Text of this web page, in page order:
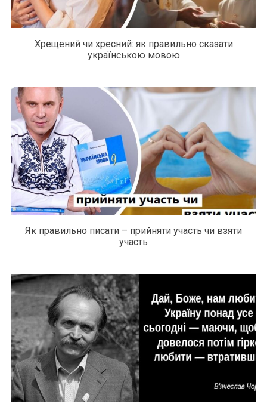
Хрещений чи хресний: як правильно сказати
українською мовою
Як правильно писати – прийняти участь чи взяти
участь